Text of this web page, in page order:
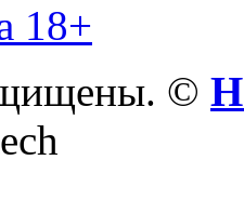
18+
©